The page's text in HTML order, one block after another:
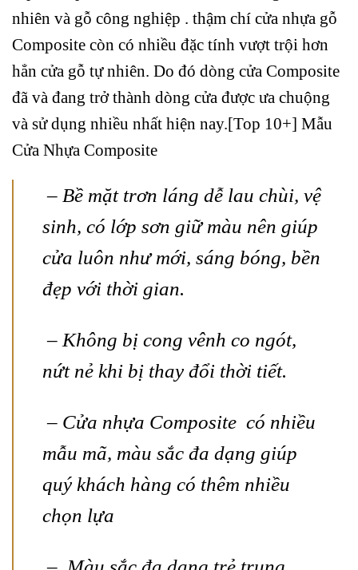
nhiên và gỗ công nghiệp . thậm chí cửa nhựa gỗ
Composite còn có nhiều đặc tính vượt trội hơn
hẳn cửa gỗ tự nhiên. Do đó dòng cửa Composite
đã và đang trở thành dòng cửa được ưa chuộng
và sử dụng nhiều nhất hiện nay.[Top 10+] Mẫu
Cửa Nhựa Composite
– Bề mặt trơn láng dễ lau chùi, vệ
sinh, có lớp sơn giữ màu nên giúp
cửa luôn như mới, sáng bóng, bền
đẹp với thời gian.
– Không bị cong vênh co ngót,
nứt nẻ khi bị thay đổi thời tiết.
– Cửa nhựa Composite có nhiều
mẫu mã, màu sắc đa dạng giúp
quý khách hàng có thêm nhiều
chọn lựa